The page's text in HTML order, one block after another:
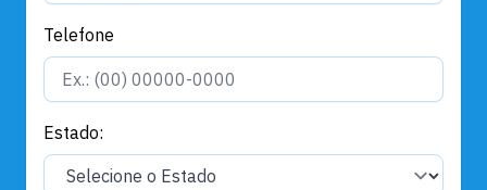
Telefone
Estado: